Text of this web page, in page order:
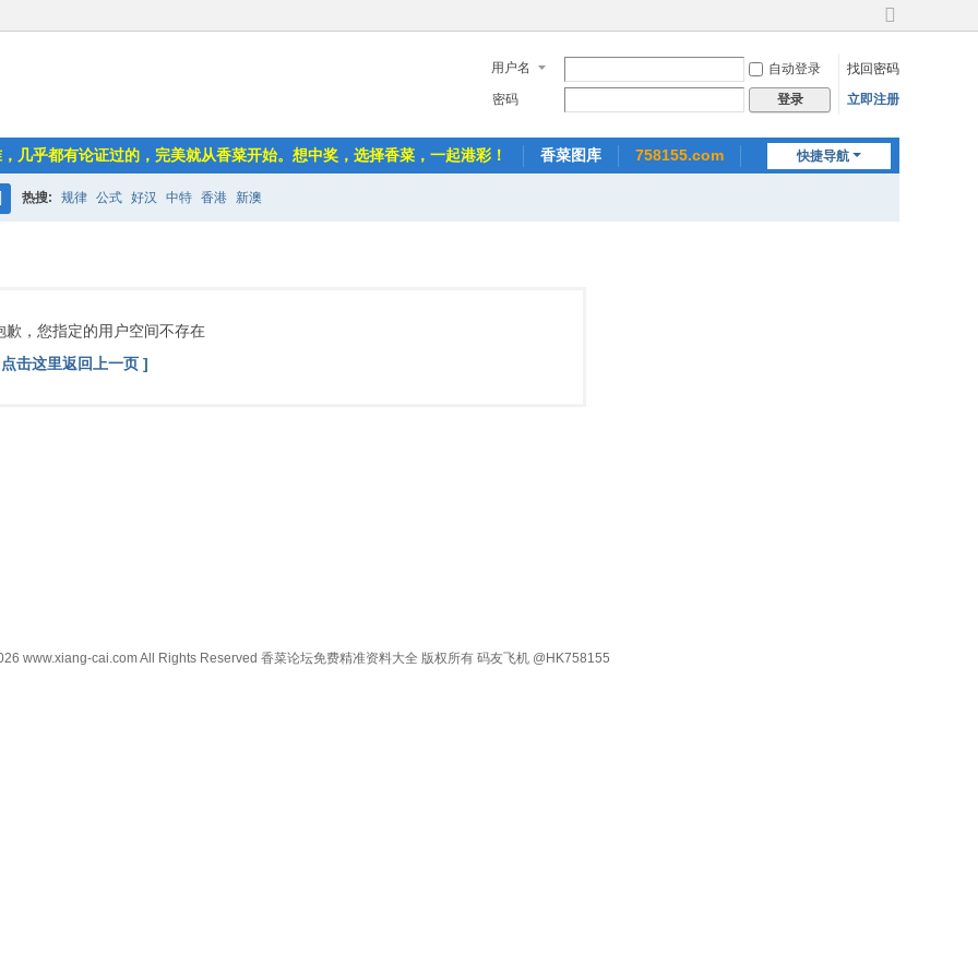
切
到
宽
用户名 自动登录
找回密码
密码
登录 立即注册
快捷导航
几乎都有论证过的，完美就从香菜开始。想中奖，选择香菜，一起港彩！ 香菜图库 758155.com
热搜: 规律 公式 好汉 中特 香港 新澳
歉，您指定的用户空间不存在
击这里返回上一页 ]
www.xiang-cai.com All Rights Reserved 香菜论坛免费精准资料大全 版权所有 码友飞机 @HK758155